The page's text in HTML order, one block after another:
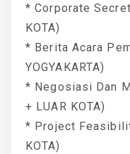
* Corporate
KOTA)
* Berita Acara
YOGYAKARTA)
* Negosiasi Dan
+ LUAR KOTA)
* Project
KOTA)